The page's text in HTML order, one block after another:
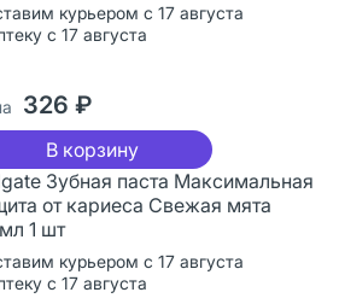
курьером с 17 августа
с 17 августа
326 ₽
В корзину
Зубная паста Максимальная
от кариеса Свежая мята
1 шт
курьером с 17 августа
с 17 августа